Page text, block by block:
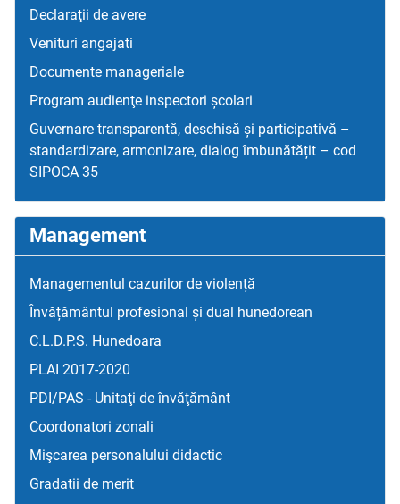
Declaraţii de avere
Venituri angajati
Documente manageriale
Program audienţe inspectori școlari
Guvernare transparentă, deschisă și participativă –
standardizare, armonizare, dialog îmbunătățit – cod
SIPOCA 35
Management
Managementul cazurilor de violență
Învățământul profesional și dual hunedorean
C.L.D.P.S. Hunedoara
PLAI 2017-2020
PDI/PAS - Unitaţi de învăţământ
Coordonatori zonali
Mişcarea personalului didactic
Gradatii de merit